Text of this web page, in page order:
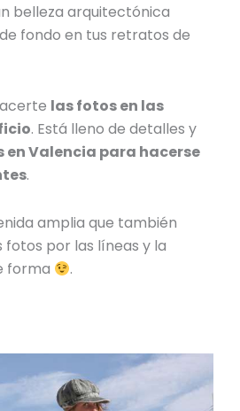
belleza arquitectónica
fondo en tus retratos de
las fotos en las
. Está lleno de detalles y
en Valencia para hacerse
.
amplia que también
fotos por las líneas y la
forma
.